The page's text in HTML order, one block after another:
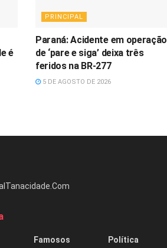
é
PRINCIPAL
Paraná: Acidente em operação
de ‘pare e siga’ deixa três
feridos na BR-277
5 DE AGOSTO DE 2026
Famosos Política